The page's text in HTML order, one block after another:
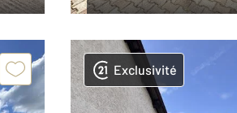
Exclusivité